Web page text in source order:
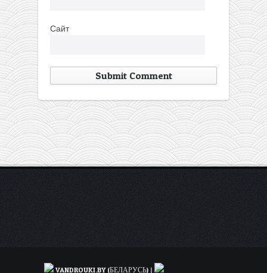
Сайт
VANDROUKI.BY (БЕЛАРУСЬ) |